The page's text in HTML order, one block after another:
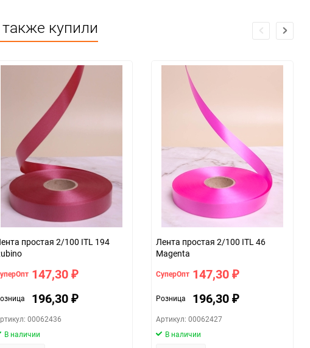
b03af2b6059f
купили
простая 2/100 ITL 194
147,30 ₽
196,30 ₽
00062436
В наличии
Лента простая 2/100 ITL 46
Magenta
СуперОпт 147,30 ₽
Розница 196,30 ₽
Артикул: 00062427
В наличии